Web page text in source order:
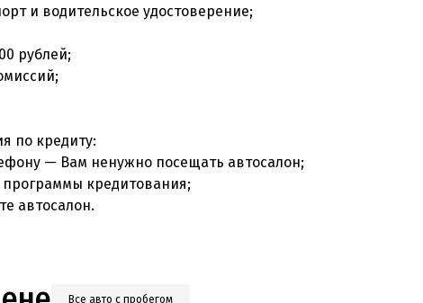
и водительское удостоверение;
рублей;
по кредиту:
— Вам ненужно посещать автосалон;
кредитования;
автосалон.
Все авто с пробегом